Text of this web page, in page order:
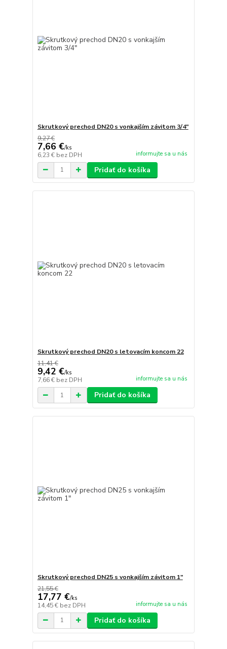
Skrutkový prechod DN20 s vonkajším závitom 3/4"
9,27 €
7,66 €/ks
6,23 € bez DPH informujte sa u nás
Pridať do košíka
Skrutkový prechod DN20 s letovacím koncom 22
11,41 €
9,42 €/ks
7,66 € bez DPH informujte sa u nás
Pridať do košíka
Skrutkový prechod DN25 s vonkajším závitom 1"
21,55 €
17,77 €/ks
14,45 € bez DPH informujte sa u nás
Pridať do košíka